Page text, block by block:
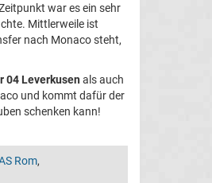
war es ein sehr
Mittlerweile ist
nach Monaco steht,
04 Leverkusen als auch
und kommt dafür der
schenken kann!
Rom,